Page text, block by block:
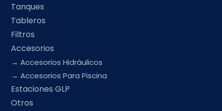
Tanques
Tableros
Filtros
Accesorios
Accesorios Hidráulicos
Accesorios Para Piscina
Estaciones GLP
Otros